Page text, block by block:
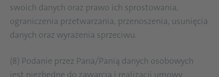
swoich danych oraz prawo ich sprostowania,
ograniczenia przetwarzania, przenoszenia, usunięcia
danych oraz wyrażenia sprzeciwu.
(8) Podanie przez Pana/Panią danych osobowych
jest niezbędne do zawarcia i realizacji umowy.